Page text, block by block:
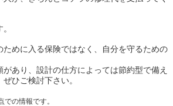
めに入る保険ではなく、自分を守るための
あり、設計の仕方によっては節約型で備え
ひご検討下さい。
の情報です。